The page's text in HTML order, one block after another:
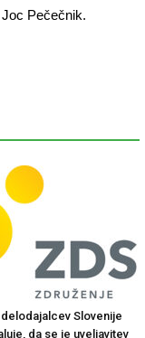
Pečečnik.
Slovenije
da se je uveljavitev